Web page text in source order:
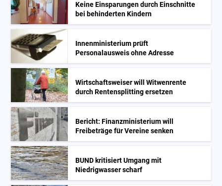
Keine Einsparungen durch Einschnitte
bei behinderten Kindern
Innenministerium prüft
Personalausweis ohne Adresse
Wirtschaftsweiser will Witwenrente
durch Rentensplitting ersetzen
Bericht: Finanzministerium will
Freibeträge für Vereine senken
BUND kritisiert Umgang mit
Niedrigwasser scharf